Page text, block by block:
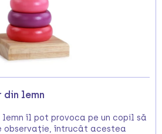
din lemn
îl pot provoca pe un copil să
observație, întrucât acestea